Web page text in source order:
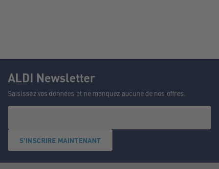
ALDI Newsletter
Saisissez vos données et ne manquez aucune de nos offres.
S'INSCRIRE MAINTENANT